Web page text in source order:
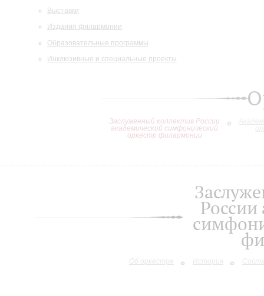
Выставки
Издания филармонии
Образовательные программы
Инклюзивные и специальные проекты
Заслуженный коллектив России
академический симфонический
оркестр филармонии
Об оркестре История